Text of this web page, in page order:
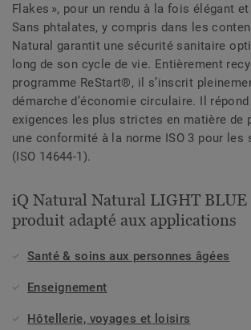
Flakes », pour un rendu à la fois élégant
Sans phtalates, y compris dans les
Natural garantit une sécurité sanitaire
long de son cycle de vie. Entièrement
programme ReStart®, il s’inscrit
démarche d’économie circulaire. Il
exigences les plus strictes en matière de
une conformité à la norme ISO 3 pour les
(ISO 14644-1).
iQ Natural Natural LIGHT BLUE
produit adapté aux applications
Santé & soins aux personnes âgées
Enseignement
Hôtellerie, voyages et loisirs